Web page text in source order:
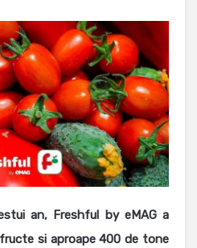
an, Freshful by eMAG a
si aproape 400 de tone